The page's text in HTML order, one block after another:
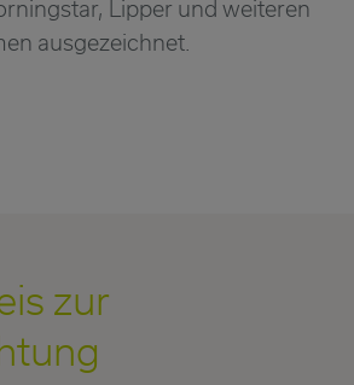
Lipper und weiteren
ausgezeichnet.
zur